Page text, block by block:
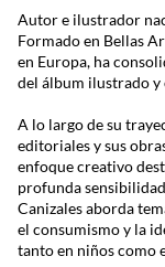
Autor e ilustrador
Formado en Bellas
en Europa, ha
del álbum ilustrado y
A lo largo de su
editoriales y sus
enfoque creativo
profunda
Canizales aborda
el consumismo y la
tanto en niños como